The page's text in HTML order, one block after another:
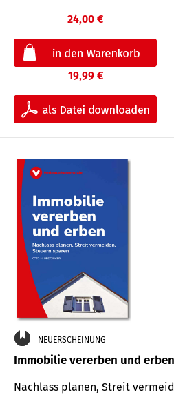
24,00 €
19,99 €
NEUERSCHEINUNG
Immobilie vererben und erben
Nachlass planen, Streit